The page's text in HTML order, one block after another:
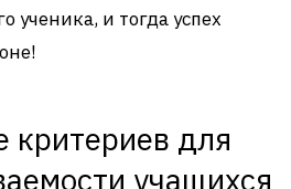
ученика, и тогда успех
критериев для
учащихся